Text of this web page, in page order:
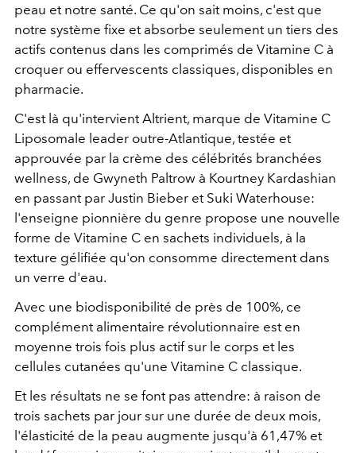
peau et notre santé. Ce qu'on sait moins, c'est que
notre système fixe et absorbe seulement un tiers des
actifs contenus dans les comprimés de Vitamine C à
croquer ou effervescents classiques, disponibles en
pharmacie.
C'est là qu'intervient Altrient, marque de Vitamine C
Liposomale leader outre-Atlantique, testée et
approuvée par la crème des célébrités branchées
wellness, de Gwyneth Paltrow à Kourtney Kardashian
en passant par Justin Bieber et Suki Waterhouse:
l'enseigne pionnière du genre propose une nouvelle
forme de Vitamine C en sachets individuels, à la
texture gélifiée qu'on consomme directement dans
un verre d'eau.
Avec une biodisponibilité de près de 100%, ce
complément alimentaire révolutionnaire est en
moyenne trois fois plus actif sur le corps et les
cellules cutanées qu'une Vitamine C classique.
Et les résultats ne se font pas attendre: à raison de
trois sachets par jour sur une durée de deux mois,
l'élasticité de la peau augmente jusqu'à 61,47% et